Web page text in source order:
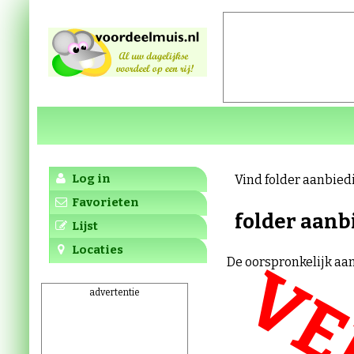
Log in
Favorieten
Lijst
Locaties
advertentie
Vind folder
folder
De oorspronkelijk